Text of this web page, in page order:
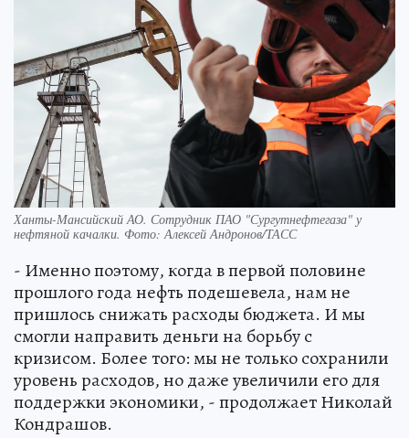
Ханты-Мансийский АО. Сотрудник ПАО "Сургутнефтегаза" у
нефтяной качалки. Фото: Алексей Андронов/ТАСС
- Именно поэтому, когда в первой половине
прошлого года нефть подешевела, нам не
пришлось снижать расходы бюджета. И мы
смогли направить деньги на борьбу с
кризисом. Более того: мы не только сохранили
уровень расходов, но даже увеличили его для
поддержки экономики, - продолжает Николай
Кондрашов.